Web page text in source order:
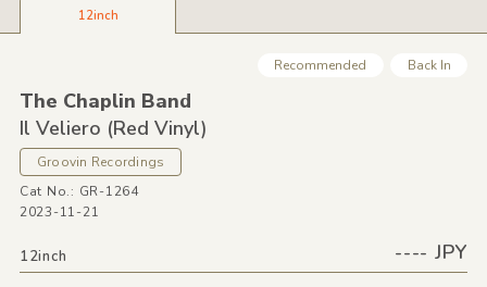
12inch
Recommended Back In
The Chaplin Band
Il Veliero (Red Vinyl)
Groovin Recordings
Cat No.: GR-1264
2023-11-21
12inch ---- JPY